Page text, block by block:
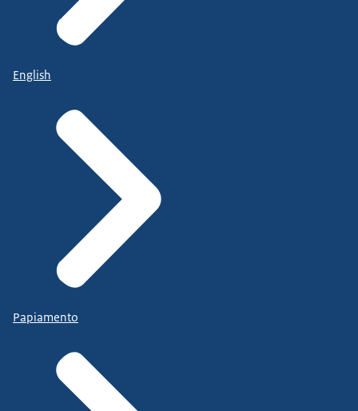
English
Papiamento